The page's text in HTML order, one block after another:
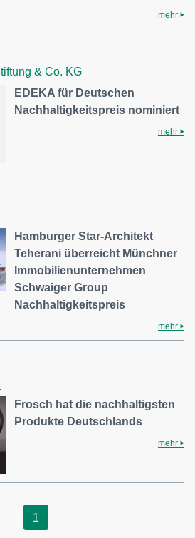
mehr
& Co. KG
EDEKA für Deutschen
Nachhaltigkeitspreis nominiert
mehr
Hamburger Star-Architekt
Teherani überreicht Münchner
Immobilienunternehmen
Schwaiger Group
Nachhaltigkeitspreis
mehr
Frosch hat die nachhaltigsten
Produkte Deutschlands
mehr
1